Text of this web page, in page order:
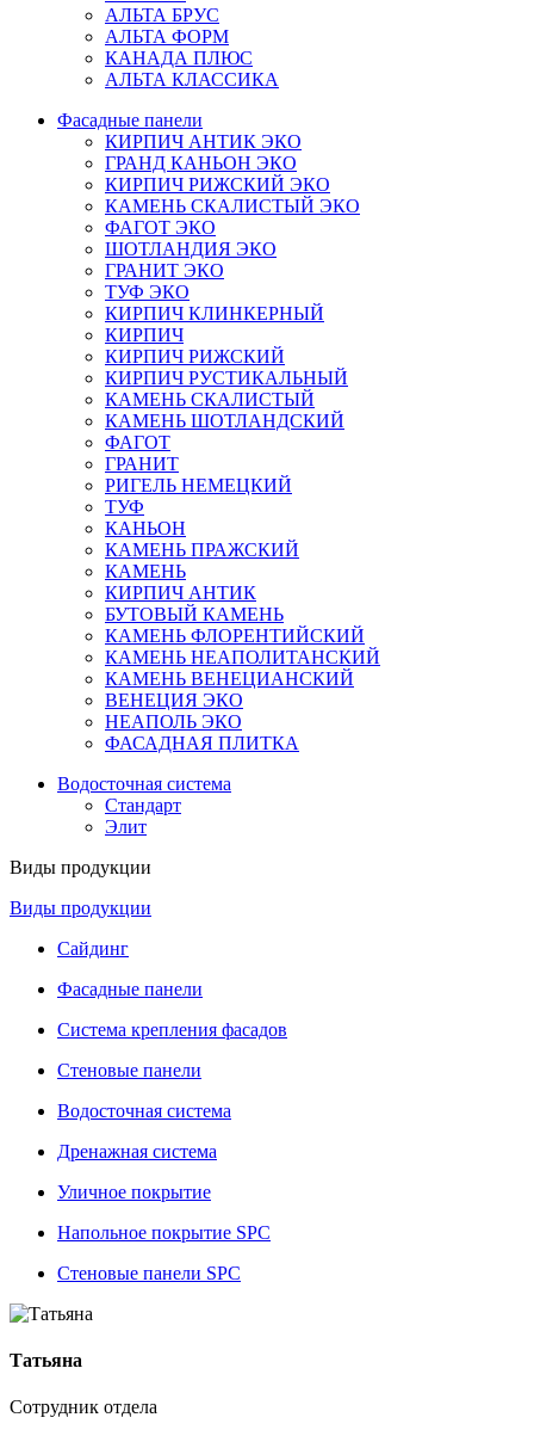
АЛЬТА БРУС
АЛЬТА ФОРМ
КАНАДА ПЛЮС
АЛЬТА КЛАССИКА
Фасадные панели
КИРПИЧ АНТИК ЭКО
ГРАНД КАНЬОН ЭКО
КИРПИЧ РИЖСКИЙ ЭКО
КАМЕНЬ СКАЛИСТЫЙ ЭКО
ФАГОТ ЭКО
ШОТЛАНДИЯ ЭКО
ГРАНИТ ЭКО
ТУФ ЭКО
КИРПИЧ КЛИНКЕРНЫЙ
КИРПИЧ
КИРПИЧ РИЖСКИЙ
КИРПИЧ РУСТИКАЛЬНЫЙ
КАМЕНЬ СКАЛИСТЫЙ
КАМЕНЬ ШОТЛАНДСКИЙ
ФАГОТ
ГРАНИТ
РИГЕЛЬ НЕМЕЦКИЙ
ТУФ
КАНЬОН
КАМЕНЬ ПРАЖСКИЙ
КАМЕНЬ
КИРПИЧ АНТИК
БУТОВЫЙ КАМЕНЬ
КАМЕНЬ ФЛОРЕНТИЙСКИЙ
КАМЕНЬ НЕАПОЛИТАНСКИЙ
КАМЕНЬ ВЕНЕЦИАНСКИЙ
ВЕНЕЦИЯ ЭКО
НЕАПОЛЬ ЭКО
ФАСАДНАЯ ПЛИТКА
Водосточная система
Стандарт
Элит
Виды продукции
Виды продукции
Сайдинг
Фасадные панели
Система крепления фасадов
Стеновые панели
Водосточная система
Дренажная система
Уличное покрытие
Напольное покрытие SPC
Стеновые панели SPC
Татьяна
Сотрудник отдела